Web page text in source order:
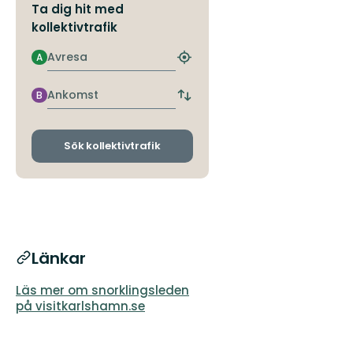
Ta dig hit med
kollektivtrafik
Avresa
A
Hitta
hållplats
Ankomst
B
Byt
och
Sök kollektivtrafik
Länkar
Läs mer om snorklingsleden
på visitkarlshamn.se